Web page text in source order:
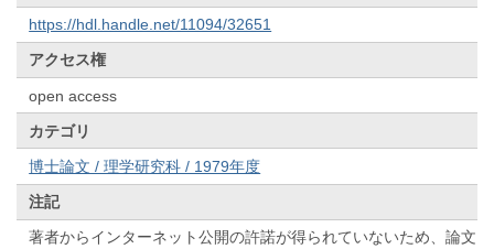
https://hdl.handle.net/11094/32651
アクセス権
open access
カテゴリ
博士論文 / 理学研究科 / 1979年度
注記
著者からインターネット公開の許諾が得られていないため、論文